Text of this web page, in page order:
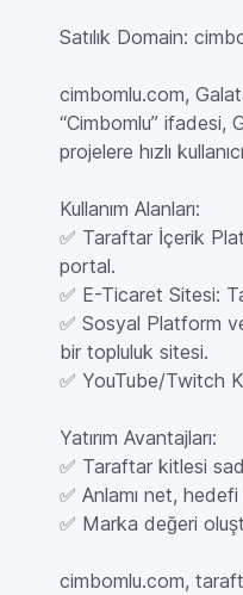
Satılık Domain:
cimbomlu.com,
“Cimbomlu” ifadesi,
projelere hızlı
Kullanım Alanları:
✅ Taraftar İçerik
portal.
✅ E-Ticaret Sitesi:
✅ Sosyal Platform
bir topluluk sitesi.
✅ YouTube/Twitch
Yatırım Avantajları:
✅ Taraftar kitlesi
✅ Anlamı net, hedefi
✅ Marka değeri
cimbomlu.com,